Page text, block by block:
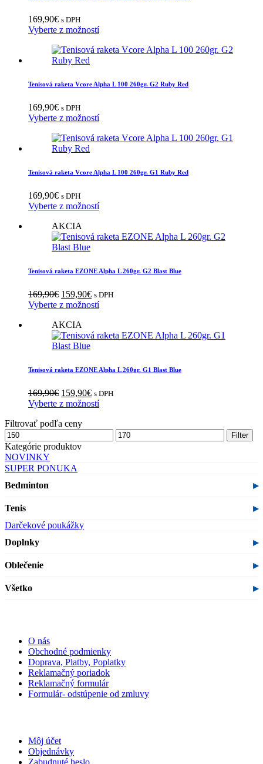
169,90€ s DPH
Vyberte z možností
Tenisová raketa Vcore Alpha L 100 260gr. G2 Ruby Red
169,90€ s DPH
Vyberte z možností
Tenisová raketa Vcore Alpha L 100 260gr. G1 Ruby Red
169,90€ s DPH
Vyberte z možností
AKCIA
Tenisová raketa EZONE Alpha L 260gr. G2 Blast Blue
169,90€ Pôvodná
cena
169,90€.
159,90€Aktuálna
cena
s DPH
Vyberte z možností
AKCIA
Tenisová raketa EZONE Alpha L 260gr. G1 Blast Blue
169,90€ Pôvodná
cena
169,90€.
159,90€Aktuálna
cena
s DPH
Vyberte z možností
Filtrovať podľa ceny
Minimálna
cena
Maximálna
cena
Filter
Kategórie produktov
NOVINKY
SUPER PONUKA
Bedminton
Tenis
Darčekové poukážky
Doplnky
Oblečenie
Všetko
O nás
Obchodné podmienky
Doprava, Platby, Poplatky
Reklamačný poriadok
Reklamačný formulár
Formulár- odstúpenie od zmluvy
Môj účet
Objednávky